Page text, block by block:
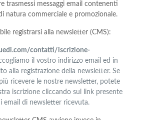
trasmessi messaggi email contenenti
natura commerciale e promozionale.
registrarsi alla newsletter (CMS):
contatti/iscrizione-
il vostro indirizzo email ed in
alla registrazione della newsletter. Se
ricevere le nostre newsletter, potete
iscrizione cliccando sul link presente
email di newsletter ricevuta.